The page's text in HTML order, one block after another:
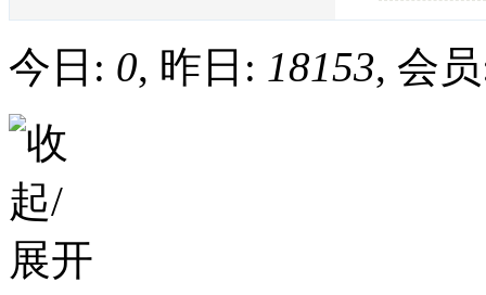
今日: 0, 昨日: 18153, 会